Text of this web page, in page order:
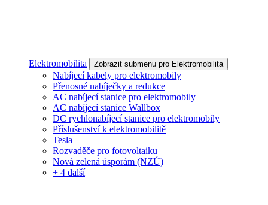
Elektromobilita Zobrazit submenu pro Elektromobilita
Nabíjecí kabely pro elektromobily
Přenosné nabíječky a redukce
AC nabíjecí stanice pro elektromobily
AC nabíjecí stanice Wallbox
DC rychlonabíjecí stanice pro elektromobily
Příslušenství k elektromobilitě
Tesla
Rozvaděče pro fotovoltaiku
Nová zelená úsporám (NZÚ)
+ 4 další